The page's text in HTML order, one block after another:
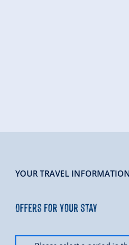
YOUR TRAVEL INFORMATION
Offers for your stay